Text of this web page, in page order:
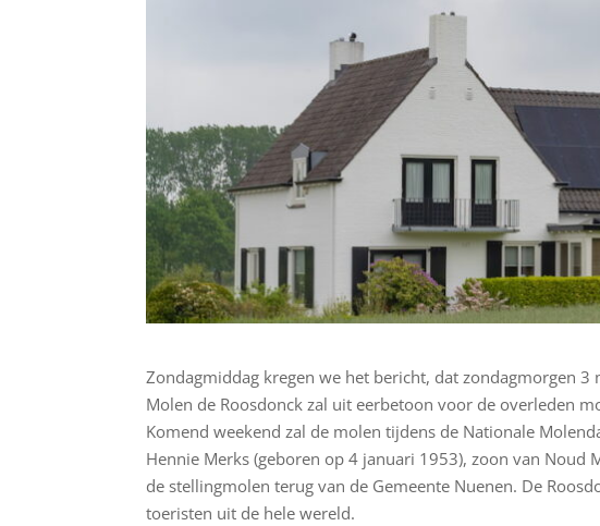
Zondagmiddag kregen we het bericht, dat zondagmorgen
Molen de Roosdonck zal uit eerbetoon voor de overleden
Komend weekend zal de molen tijdens de Nationale
Hennie Merks (geboren op 4 januari 1953), zoon van Noud
de stellingmolen terug van de Gemeente Nuenen. De
toeristen uit de hele wereld.